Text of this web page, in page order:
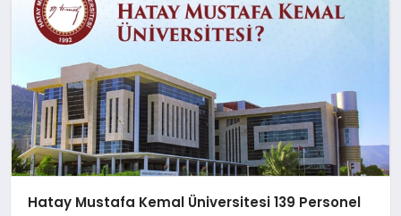
Hatay Mustafa Kemal Üniversitesi 139 Personel